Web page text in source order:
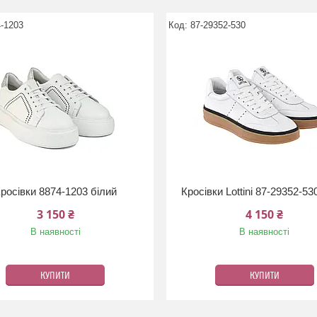
1203
8874-1203 білий
3 150 ₴
В наявності
КУПИТИ
87-29352-530
Кросівки Lottini 87-29352-
4 150 ₴
В наявності
КУПИТИ